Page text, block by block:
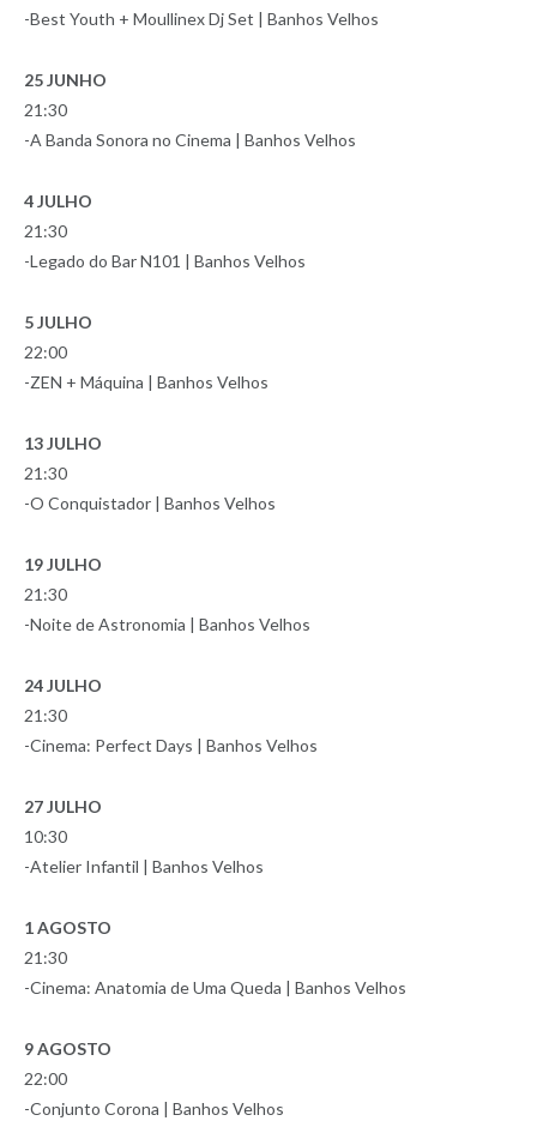
-Best Youth + Moullinex Dj Set | Banhos Velhos
25 JUNHO
21:30
-A Banda Sonora no Cinema | Banhos Velhos
4 JULHO
21:30
-Legado do Bar N101 | Banhos Velhos
5 JULHO
22:00
-ZEN + Máquina | Banhos Velhos
13 JULHO
21:30
-O Conquistador | Banhos Velhos
19 JULHO
21:30
-Noite de Astronomia | Banhos Velhos
24 JULHO
21:30
-Cinema: Perfect Days | Banhos Velhos
27 JULHO
10:30
-Atelier Infantil | Banhos Velhos
1 AGOSTO
21:30
-Cinema: Anatomia de Uma Queda | Banhos Velhos
9 AGOSTO
22:00
-Conjunto Corona | Banhos Velhos